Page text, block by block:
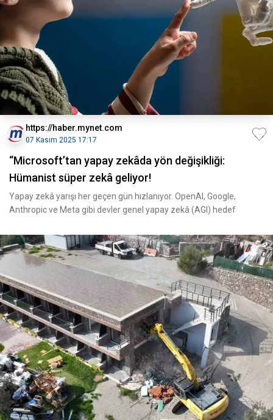
https://haber.mynet.com
07 Kasım 2025 17:17
“Microsoft’tan yapay zekâda yön değişikliği:
Hümanist süper zekâ geliyor!
Yapay zekâ yarışı her geçen gün hızlanıyor. OpenAI, Google,
Anthropic ve Meta gibi devler genel yapay zekâ (AGI) hedef